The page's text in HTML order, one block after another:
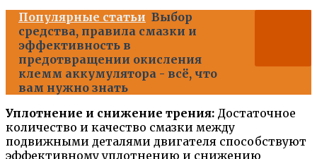
Популярные статьи Выбор
средства, правила смазки и
эффективность в
предотвращении окисления
клемм аккумулятора - всё, что
вам нужно знать
Уплотнение и снижение трения: Достаточное
количество и качество смазки между
подвижными деталями двигателя способствуют
эффективному уплотнению и снижению